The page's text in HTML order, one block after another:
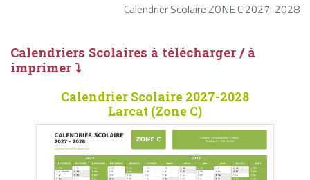
Calendrier Scolaire ZONE C 2027-2028
Calendriers Scolaires à télécharger / à
imprimer ⤵
Calendrier Scolaire 2027-2028
Larcat (Zone C)